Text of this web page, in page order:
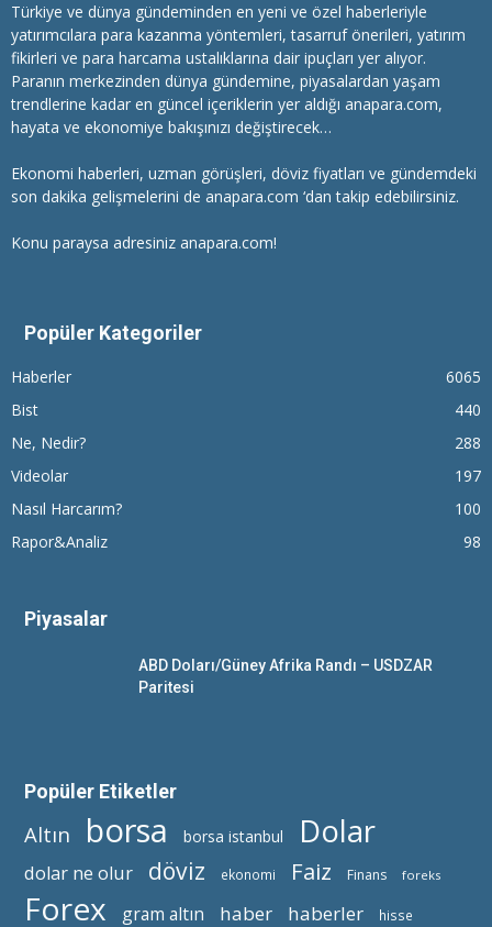
Türkiye ve dünya gündeminden en yeni ve özel haberleriyle
yatırımcılara para kazanma yöntemleri, tasarruf önerileri, yatırım
fikirleri ve para harcama ustalıklarına dair ipuçları yer alıyor.
Paranın merkezinden dünya gündemine, piyasalardan yaşam
trendlerine kadar en güncel içeriklerin yer aldığı anapara.com,
hayata ve ekonomiye bakışınızı değiştirecek…
Ekonomi haberleri, uzman görüşleri, döviz fiyatları ve gündemdeki
son dakika gelişmelerini de anapara.com ‘dan takip edebilirsiniz.
Konu paraysa adresiniz anapara.com!
Popüler Kategoriler
Haberler
6065
Bist
440
Ne, Nedir?
288
Videolar
197
Nasıl Harcarım?
100
Rapor&Analiz
98
Piyasalar
ABD Doları/Güney Afrika Randı – USDZAR
Paritesi
Popüler Etiketler
Altın borsa borsa istanbul Dolar
dolar ne olur döviz ekonomi Faiz Finans foreks
Forex gram altın haber haberler hisse